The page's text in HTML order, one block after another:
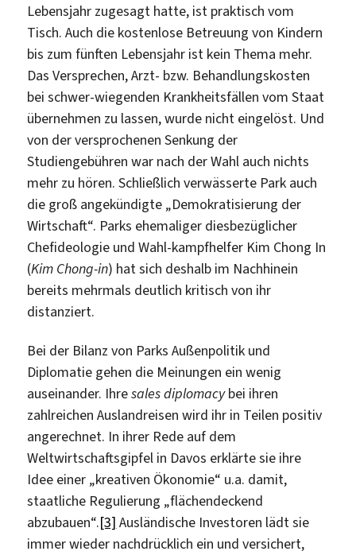
Lebensjahr zugesagt hatte, ist praktisch vom
Tisch. Auch die kostenlose Betreuung von Kindern
bis zum fünften Lebensjahr ist kein Thema mehr.
Das Versprechen, Arzt- bzw. Behandlungskosten
bei schwer-wiegenden Krankheitsfällen vom Staat
übernehmen zu lassen, wurde nicht eingelöst. Und
von der versprochenen Senkung der
Studiengebühren war nach der Wahl auch nichts
mehr zu hören. Schließlich verwässerte Park auch
die groß angekündigte „Demokratisierung der
Wirtschaft“. Parks ehemaliger diesbezüglicher
Chefideologie und Wahl-kampfhelfer Kim Chong In
(Kim Chong-in) hat sich deshalb im Nachhinein
bereits mehrmals deutlich kritisch von ihr
distanziert.
Bei der Bilanz von Parks Außenpolitik und
Diplomatie gehen die Meinungen ein wenig
auseinander. Ihresales diplomacybei ihren
zahlreichen Auslandreisen wird ihr in Teilen positiv
angerechnet. In ihrer Rede auf dem
Weltwirtschaftsgipfel in Davos erklärte sie ihre
Idee einer „kreativen Ökonomie“ u.a. damit,
staatliche Regulierung „flächendeckend
abzubauen“.[3] Ausländische Investoren lädt sie
immer wieder nachdrücklich ein und versichert,